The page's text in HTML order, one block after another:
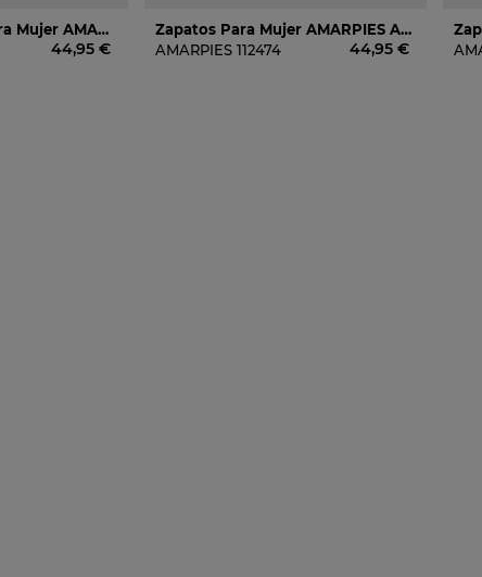
Zapatos Planos Para Mujer AMARPIES AOG28352 Beige
44,95 €
Zapatos Para Mujer AMARPIES AOG28352 Color Oro
AMARPIES 112474 44,95 €